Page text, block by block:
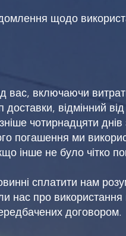
щодо
вас, включаючи
відмінний від
чотирнадцяти днів
погашення ми
інше не було чітко
сплатити нам
нас про
договором.